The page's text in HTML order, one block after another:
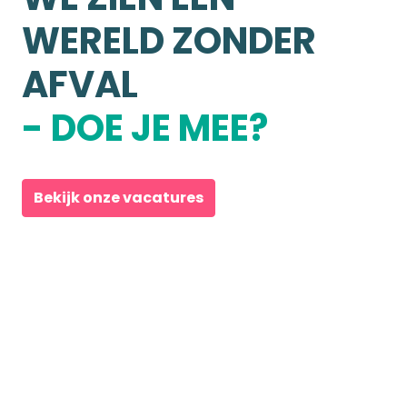
WERELD ZONDER
- DOE JE MEE?
Bekijk onze vacatures